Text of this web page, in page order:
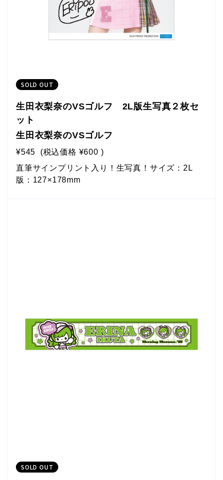
SOLD OUT
生田衣梨奈のVSゴルフ 2L版生写真２枚セ
ット
生田衣梨奈のVSゴルフ
¥545 (税込価格 ¥600 )
直筆サインプリント入り！生写真！サイズ：2L
版：127×178mm
SOLD OUT